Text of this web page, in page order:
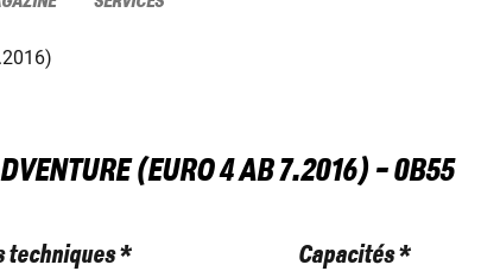
(EURO 4 AB 7.2016) - 0B55
techniques * Capacités *